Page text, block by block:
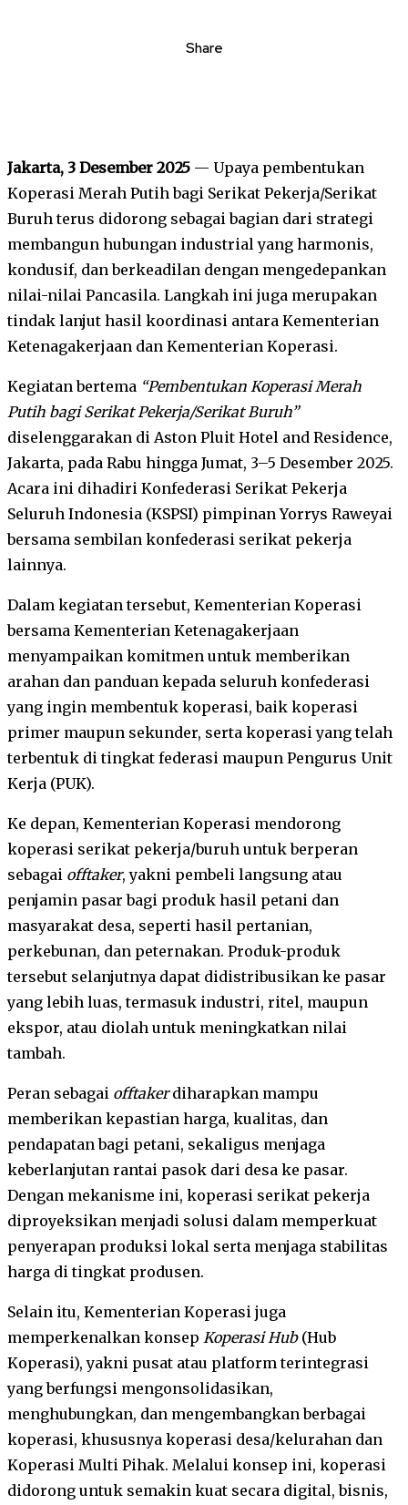
Share
Jakarta, 3 Desember 2025 — Upaya pembentukan
Koperasi Merah Putih bagi Serikat Pekerja/Serikat
Buruh terus didorong sebagai bagian dari strategi
membangun hubungan industrial yang harmonis,
kondusif, dan berkeadilan dengan mengedepankan
nilai-nilai Pancasila. Langkah ini juga merupakan
tindak lanjut hasil koordinasi antara Kementerian
Ketenagakerjaan dan Kementerian Koperasi.
Kegiatan bertema “Pembentukan Koperasi Merah
Putih bagi Serikat Pekerja/Serikat Buruh”
diselenggarakan di Aston Pluit Hotel and Residence,
Jakarta, pada Rabu hingga Jumat, 3–5 Desember 2025.
Acara ini dihadiri Konfederasi Serikat Pekerja
Seluruh Indonesia (KSPSI) pimpinan Yorrys Raweyai
bersama sembilan konfederasi serikat pekerja
lainnya.
Dalam kegiatan tersebut, Kementerian Koperasi
bersama Kementerian Ketenagakerjaan
menyampaikan komitmen untuk memberikan
arahan dan panduan kepada seluruh konfederasi
yang ingin membentuk koperasi, baik koperasi
primer maupun sekunder, serta koperasi yang telah
terbentuk di tingkat federasi maupun Pengurus Unit
Kerja (PUK).
Ke depan, Kementerian Koperasi mendorong
koperasi serikat pekerja/buruh untuk berperan
sebagai offtaker, yakni pembeli langsung atau
penjamin pasar bagi produk hasil petani dan
masyarakat desa, seperti hasil pertanian,
perkebunan, dan peternakan. Produk-produk
tersebut selanjutnya dapat didistribusikan ke pasar
yang lebih luas, termasuk industri, ritel, maupun
ekspor, atau diolah untuk meningkatkan nilai
tambah.
Peran sebagai offtakerdiharapkan mampu
memberikan kepastian harga, kualitas, dan
pendapatan bagi petani, sekaligus menjaga
keberlanjutan rantai pasok dari desa ke pasar.
Dengan mekanisme ini, koperasi serikat pekerja
diproyeksikan menjadi solusi dalam memperkuat
penyerapan produksi lokal serta menjaga stabilitas
harga di tingkat produsen.
Selain itu, Kementerian Koperasi juga
memperkenalkan konsep Koperasi Hub(Hub
Koperasi), yakni pusat atau platform terintegrasi
yang berfungsi mengonsolidasikan,
menghubungkan, dan mengembangkan berbagai
koperasi, khususnya koperasi desa/kelurahan dan
Koperasi Multi Pihak. Melalui konsep ini, koperasi
didorong untuk semakin kuat secara digital, bisnis,